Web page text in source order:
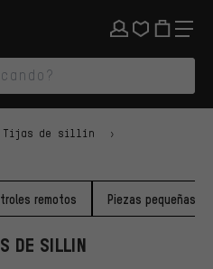
inicio
Tijas de sillín
remotos Piezas pequeñas
DE SILLIN